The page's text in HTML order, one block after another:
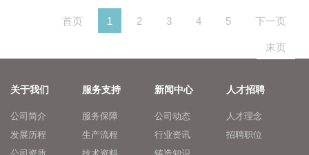
首页 1 2 3 4 5 下一页
末页
关于我们
公司简介
发展历程
服务支持
服务保障
生产流程
新闻中心
公司动态
行业资讯
人才招聘
人才理念
招聘职位